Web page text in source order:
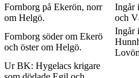
Fornborg på Ekerön, norr
om Helgö.
Ingår
och
Fornborg söder om Ekerö
och öster om Helgö.
Ingår
Ur BK: Hygelacs krigare